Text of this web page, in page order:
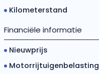
Kilometerstand
Financiële informatie
Nieuwprijs
Motorrijtuigenbelasting